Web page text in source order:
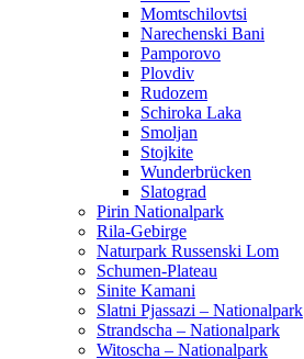
Momtschilovtsi
Narechenski Bani
Pamporovo
Plovdiv
Rudozem
Schiroka Laka
Smoljan
Stojkite
Wunderbrücken
Slatograd
Pirin Nationalpark
Rila-Gebirge
Naturpark Russenski Lom
Schumen-Plateau
Sinite Kamani
Slatni Pjassazi – Nationalpark
Strandscha – Nationalpark
Witoscha – Nationalpark